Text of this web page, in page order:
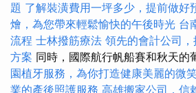
題 了解裝潢費用一坪多少，提前做好
燴，為您帶來輕鬆愉快的午後時光 台
流程 士林撥筋療法 領先的會計公司
方案 同時，國際航行帆船賽和秋天的
園植牙服務，為你打造健康美麗的微
業的產後照護服務 高雄搬家公司，信